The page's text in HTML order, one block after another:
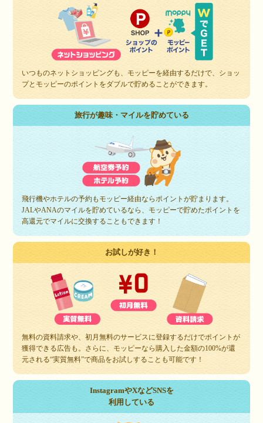
いつものネットショッピングも、モッピーを経由するだけで、ショッ
プとモッピーのポイントをダブルで貯めることができます。
旅行が趣味・マイルを貯めている
飛行機やホテルの予約もモッピー経由ならポイントが貯まります。
JALやANAのマイルを貯めているなら、モッピーで貯めたポイントを
高還元でマイルに交換することもできます！
お試しが好き！
無料の資料請求や、初月無料のサービスに登録するだけでポイントが
獲得できる広告も。さらに、モッピーなら購入した金額の100%が還
元される“実質無料”で商品をお試しすることも可能です！
InstagramやXなどSNSを
利用している